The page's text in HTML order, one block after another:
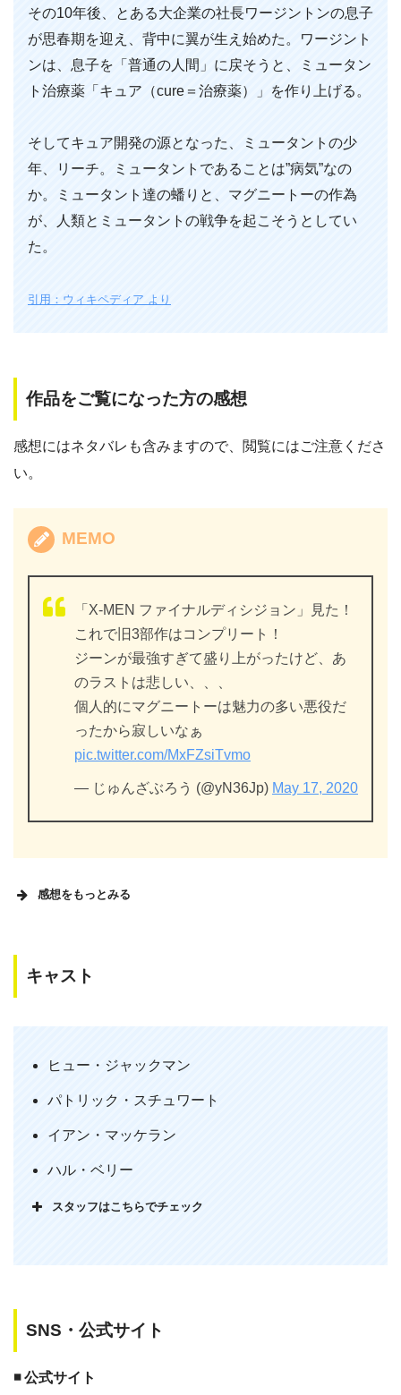
その10年後、とある大企業の社長ワージントンの息子
が思春期を迎え、背中に翼が生え始めた。ワージント
ンは、息子を「普通の人間」に戻そうと、ミュータン
ト治療薬「キュア（cure＝治療薬）」を作り上げる。
そしてキュア開発の源となった、ミュータントの少
年、リーチ。ミュータントであることは”病気”なの
か。ミュータント達の蟠りと、マグニートーの作為
が、人類とミュータントの戦争を起こそうとしてい
た。
引用：ウィキペディア より
作品をご覧になった方の感想
感想にはネタバレも含みますので、閲覧にはご注意くださ
い。
MEMO
「X-MEN ファイナルディシジョン」見た！
これで旧3部作はコンプリート！
ジーンが最強すぎて盛り上がったけど、あ
のラストは悲しい、、、
個人的にマグニートーは魅力の多い悪役だ
ったから寂しいなぁ
pic.twitter.com/MxFZsiTvmo
— じゅんざぶろう (@yN36Jp) May 17, 2020
感想をもっとみる
ファイナルというだけあって、盛り上が
てすごく楽しめました。気持ちの良いラ
ストとは思えなかったけど、変に狙った
ったのかも。X-MEN、まだまだ奥が深
そう。
キャスト
ヒュー・ジャックマン
パトリック・スチュワート
イアン・マッケラン
ハル・ベリー
スタッフはこちらでチェック
SNS・公式サイト
◾️ 公式サイト